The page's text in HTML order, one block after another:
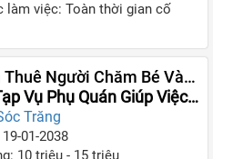
làm việc: Toàn thời gian cố
Thuê Người Chăm Bé Và
Nhà Cho Gia Đình
Vụ Phụ Quán Giúp Việc
Trăng
01-2038
10 triệu - 15 triệu